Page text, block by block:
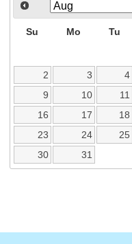
Su Mo Tu
2
3 4
9
10 11
16
17 18
23
24 25
30
31